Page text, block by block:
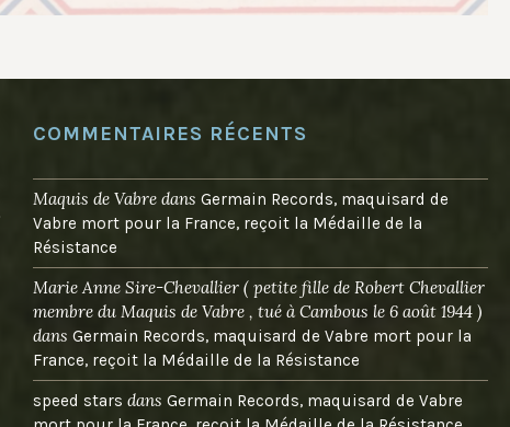
COMMENTAIRES RÉCENTS
Maquis de Vabre dansGermain Records, maquisard de
Vabre mort pour la France, reçoit la Médaille de la
Résistance
Marie Anne Sire-Chevallier ( petite fille de Robert Chevallier
membre du Maquis de Vabre , tué à Cambous le 6 août 1944 )
dansGermain Records, maquisard de Vabre mort pour la
France, reçoit la Médaille de la Résistance
speed stars dansGermain Records, maquisard de Vabre